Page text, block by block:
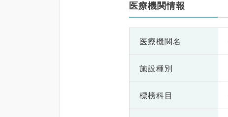
医療機関情報
医療機関名
施設種別
標榜科目